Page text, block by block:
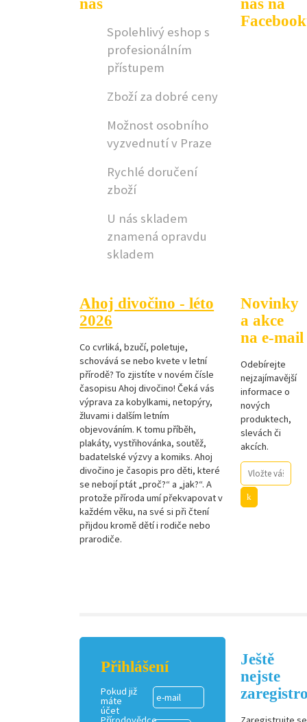
Spolehlivý eshop s
profesionálním
přístupem
Zboží za dobré ceny
Možnost osobního
vyzvednutí v Praze
Rychlé doručení
zboží
U nás skladem
znamená opravdu
skladem
Ahoj divočino - léto
2026
Co cvrliká, bzučí, poletuje,
schovává se nebo kvete v letní
přírodě? To zjistíte v novém čísle
časopisu Ahoj divočino! Čeká vás
výprava za kobylkami, netopýry,
žluvami i dalším letním
objevováním. K tomu příběh,
plakáty, vystřihovánka, soutěž,
badatelské výzvy a komiks. Ahoj
divočino je časopis pro děti, které
se nebojí ptát „proč?“ a „jak?“. A
protože příroda umí překvapovat v
každém věku, na své si při čtení
přijdou kromě dětí i rodiče nebo
prarodiče.
Novinky
a akce
na e-mail
Odebírejte
nejzajímavější
informace o
nových
produktech,
slevách či
akcích.
Přihlášení
Pokud již
máte
účet
Ještě
nejste